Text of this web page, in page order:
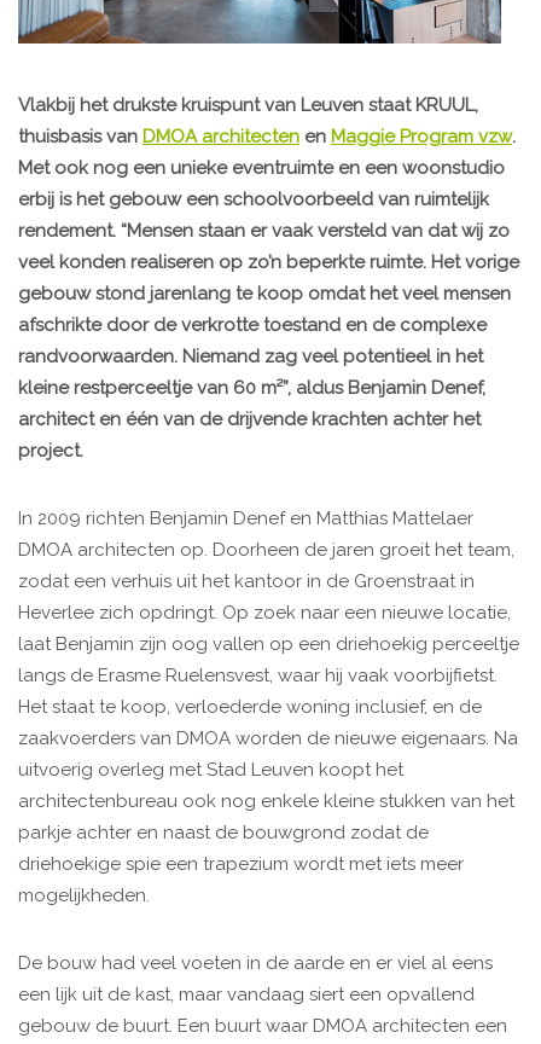
Vlakbij het drukste kruispunt van Leuven staat KRUUL,
thuisbasis van DMOA architecten en Maggie Program vzw.
Met ook nog een unieke eventruimte en een woonstudio
erbij is het gebouw een schoolvoorbeeld van ruimtelijk
rendement. “Mensen staan er vaak versteld van dat wij zo
veel konden realiseren op zo’n beperkte ruimte. Het vorige
gebouw stond jarenlang te koop omdat het veel mensen
afschrikte door de verkrotte toestand en de complexe
randvoorwaarden. Niemand zag veel potentieel in het
kleine restperceeltje van 60 m²”, aldus Benjamin Denef,
architect en één van de drijvende krachten achter het
project.
In 2009 richten Benjamin Denef en Matthias Mattelaer
DMOA architecten op. Doorheen de jaren groeit het team,
zodat een verhuis uit het kantoor in de Groenstraat in
Heverlee zich opdringt. Op zoek naar een nieuwe locatie,
laat Benjamin zijn oog vallen op een driehoekig perceeltje
langs de Erasme Ruelensvest, waar hij vaak voorbijfietst.
Het staat te koop, verloederde woning inclusief, en de
zaakvoerders van DMOA worden de nieuwe eigenaars. Na
uitvoerig overleg met Stad Leuven koopt het
architectenbureau ook nog enkele kleine stukken van het
parkje achter en naast de bouwgrond zodat de
driehoekige spie een trapezium wordt met iets meer
mogelijkheden.
De bouw had veel voeten in de aarde en er viel al eens
een lijk uit de kast, maar vandaag siert een opvallend
gebouw de buurt. Een buurt waar DMOA architecten een